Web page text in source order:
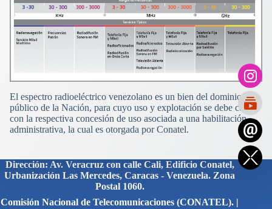
El espectro radioeléctrico venezolano es un bien del dominio
público de la Nación, para cuyo uso y explotación se debe contar
con la respectiva concesión de uso asociada a una habilitación
administrativa, la cual es otorgada por Conatel.
Dirección: Av. Veracruz con calle Cali, Edificio Conatel,
Urbanización Las Mercedes, Caracas - Venezuela. Zona
Postal 1060.
Comisión Nacional de Telecomunicaciones (CONATEL). |